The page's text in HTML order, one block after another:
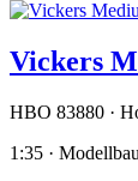
Vickers
HBO 83880 ·
1:35 ·